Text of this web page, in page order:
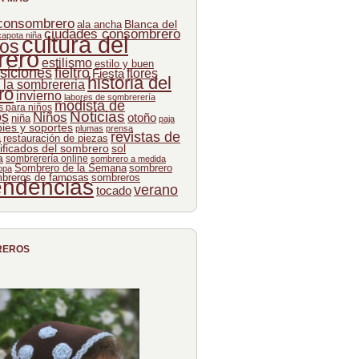
ala ancha Blanca del
niña ciudades consombrero
cultura del
estilismo estilo y buen
fieltro Fiestaflores
la sombrereria historia del
invierno labores de sombrerería
para niños modista de
niña NiñosNoticiasotoño paja
y soportes plumas prensa
restauración de piezas revistas de
del sombrero sol
sombrerería online sombrero a medida
Sombrero de la Semana sombrero
de famosas sombreros
tocadoverano